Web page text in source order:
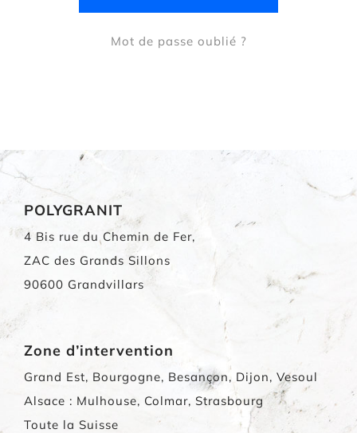
Mot de passe oublié ?
POLYGRANIT
4 Bis rue du Chemin de Fer,
ZAC des Grands Sillons
90600 Grandvillars
Zone d’intervention
Grand Est, Bourgogne, Besançon, Dijon, Vesoul
Alsace : Mulhouse, Colmar, Strasbourg
Toute la Suisse